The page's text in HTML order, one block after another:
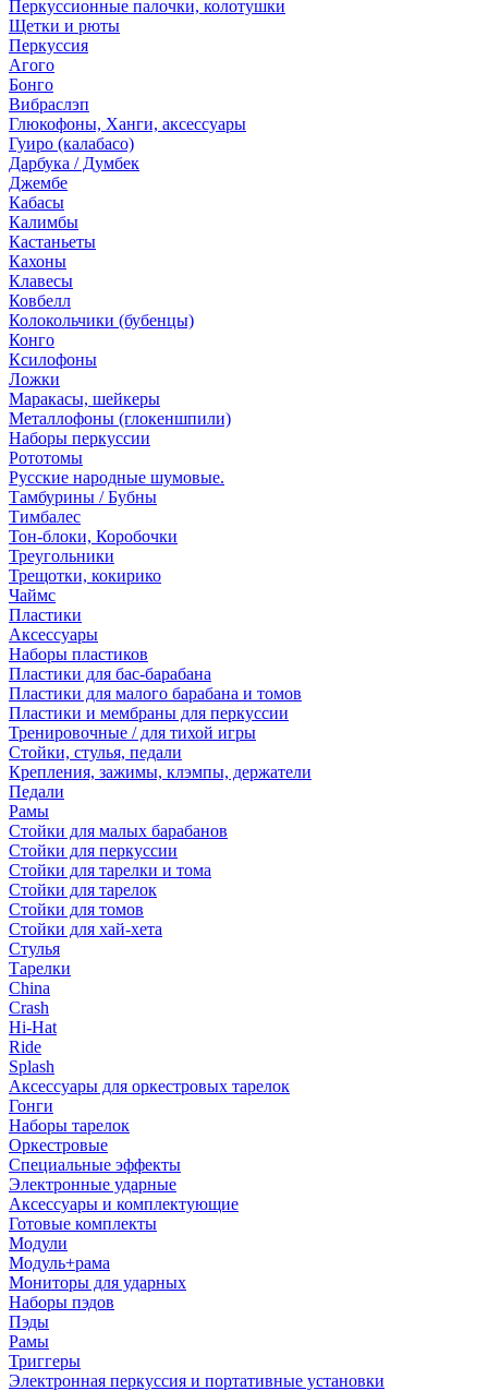
Перкуссионные палочки, колотушки
Щетки и рюты
Перкуссия
Агого
Бонго
Вибраслэп
Глюкофоны, Ханги, аксессуары
Гуиро (калабасо)
Дарбука / Думбек
Джембе
Кабасы
Калимбы
Кастаньеты
Кахоны
Клавесы
Ковбелл
Колокольчики (бубенцы)
Конго
Ксилофоны
Ложки
Маракасы, шейкеры
Металлофоны (глокеншпили)
Наборы перкуссии
Рототомы
Русские народные шумовые.
Тамбурины / Бубны
Тимбалес
Тон-блоки, Коробочки
Треугольники
Трещотки, кокирико
Чаймс
Пластики
Аксессуары
Наборы пластиков
Пластики для бас-барабана
Пластики для малого барабана и томов
Пластики и мембраны для перкуссии
Тренировочные / для тихой игры
Стойки, стулья, педали
Крепления, зажимы, клэмпы, держатели
Педали
Рамы
Стойки для малых барабанов
Стойки для перкуссии
Стойки для тарелки и тома
Стойки для тарелок
Стойки для томов
Стойки для хай-хета
Стулья
Тарелки
China
Crash
Hi-Hat
Ride
Splash
Аксессуары для оркестровых тарелок
Гонги
Наборы тарелок
Оркестровые
Специальные эффекты
Электронные ударные
Аксессуары и комплектующие
Готовые комплекты
Модули
Модуль+рама
Мониторы для ударных
Наборы пэдов
Пэды
Рамы
Триггеры
Электронная перкуссия и портативные установки